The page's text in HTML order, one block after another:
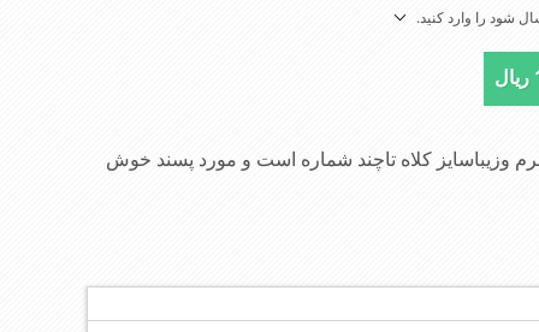
شود را وارد کنید.
وزیباسایز کلاه تاچند شماره است و مورد پسند خوش